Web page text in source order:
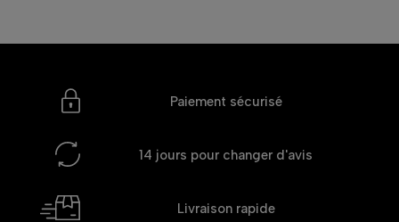
Paiement sécurisé
14 jours pour changer d'avis
Livraison rapide